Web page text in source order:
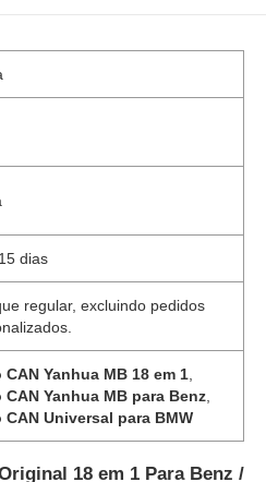
dias
regular, excluindo pedidos
CAN Yanhua MB 18 em 1
CAN Yanhua MB para Benz
CAN Universal para BMW
18 em 1 Para Benz /